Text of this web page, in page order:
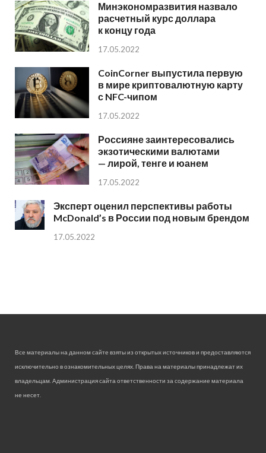
Минэкономразвития назвало
расчетный курс доллара
к концу года
17.05.2022
CoinCorner выпустила первую
в мире криптовалютную карту
с NFC-чипом
17.05.2022
Россияне заинтересовались
экзотическими валютами
— лирой, тенге и юанем
17.05.2022
Эксперт оценил перспективы работы
McDonald’s в России под новым брендом
17.05.2022
Все материалы на данном сайте взяты из открытых источников и предоставляются
исключительно в ознакомительных целях. Права на материалы принадлежат их
владельцам. Администрация сайта ответственности за содержание материала
не несет.